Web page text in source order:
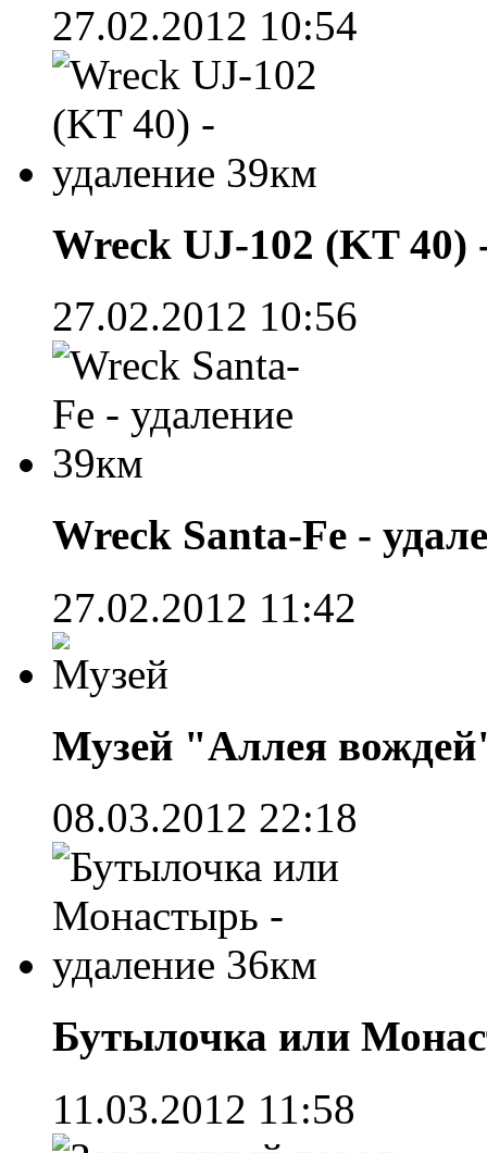
27.02.2012 10:54
Wreck UJ-102 (KT 40)
27.02.2012 10:56
Wreck Santa-Fe -
27.02.2012 11:42
Музей "Аллея
08.03.2012 22:18
Бутылочка или
11.03.2012 11:58